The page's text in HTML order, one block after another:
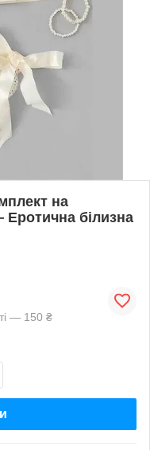
на
білизна
— 150 ₴